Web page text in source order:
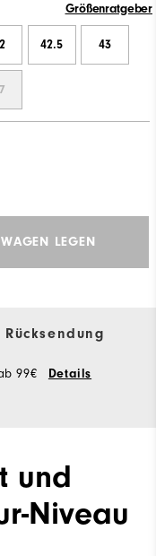
Größenratgeber
42.5 43
LEGEN
99€ Details
und
Niveau